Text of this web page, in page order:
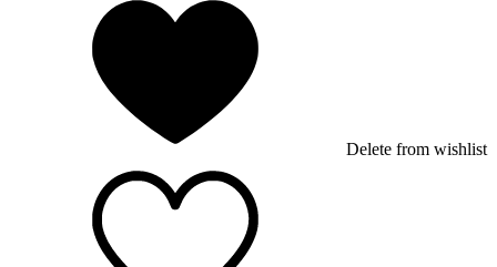
Delete from wishlist